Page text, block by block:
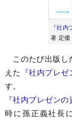
『社
著 定
このたび出版し
えた 『社内プレ
す。
『社内プレゼンの
時に孫正義社長